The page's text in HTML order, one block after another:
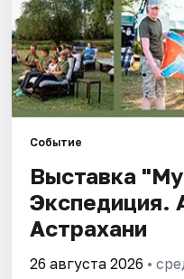
Событие
Выставка
Экспедиция.
Астрахани
26 августа 2026 •